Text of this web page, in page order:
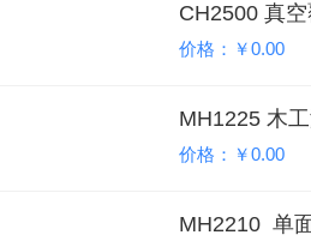
CH2500 真
价格：￥0.00
MH1225 木
价格：￥0.00
MH2210 单